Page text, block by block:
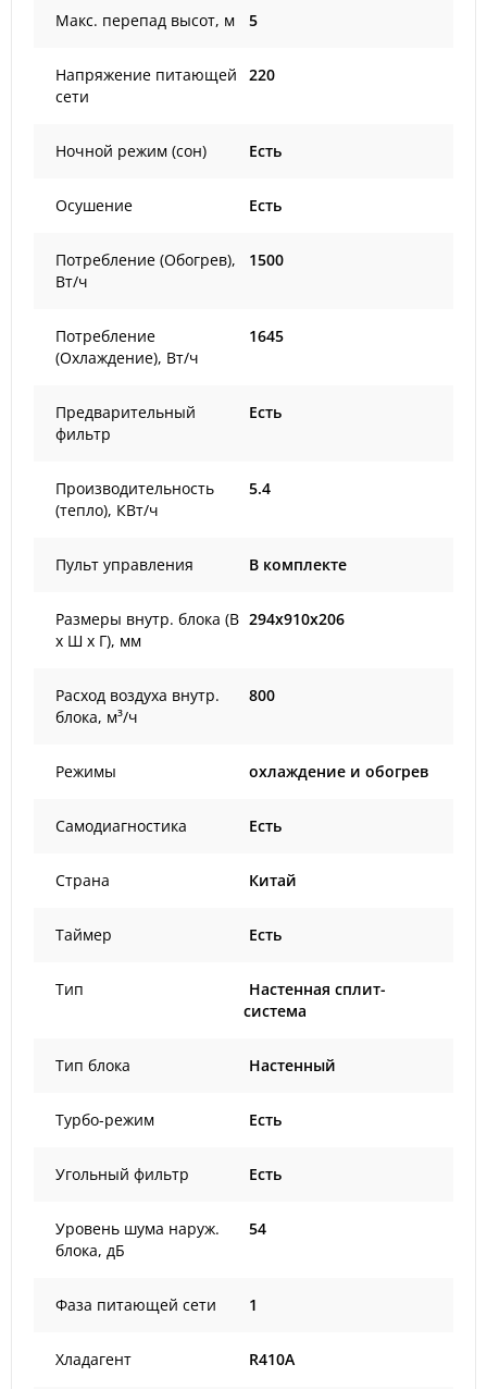
Макс. перепад высот, м 5
Напряжение питающей
сети
220
Ночной режим (сон) Есть
Осушение Есть
Потребление (Обогрев),
Вт/ч
1500
Потребление
(Охлаждение), Вт/ч
1645
Предварительный
фильтр
Есть
Производительность
(тепло), КВт/ч
5.4
Пульт управления В комплекте
Размеры внутр. блока (В
х Ш х Г), мм
294x910x206
Расход воздуха внутр.
блока, м³/ч
800
Режимы охлаждение и обогрев
Самодиагностика Есть
Страна Китай
Таймер Есть
Тип
Настенная сплит-
система
Тип блока Настенный
Турбо-режим Есть
Угольный фильтр Есть
Уровень шума наруж.
блока, дБ
54
Фаза питающей сети 1
Хладагент R410A